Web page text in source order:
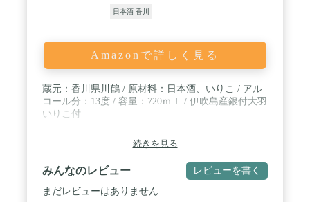
日本酒 香川
Amazonで詳しく見る
蔵元：香川県川鶴 / 原材料：日本酒、いりこ / アル
コール分：13度 / 容量：720ｍｌ / 伊吹島産銀付大羽
いりこ付
続きを見る
みんなのレビュー レビューを書く
まだレビューはありません